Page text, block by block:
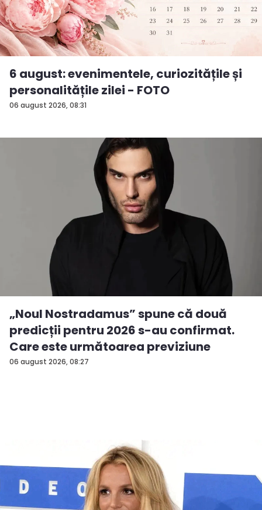
06 august 2026, 08:31
6 august: evenimentele, curiozitățile și
personalitățile zilei - FOTO
06 august 2026, 08:27
„Noul Nostradamus” spune că două
predicții pentru 2026 s-au confirmat.
Care este următoarea previziune